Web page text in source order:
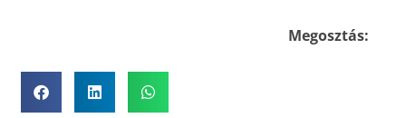
Megosztás: